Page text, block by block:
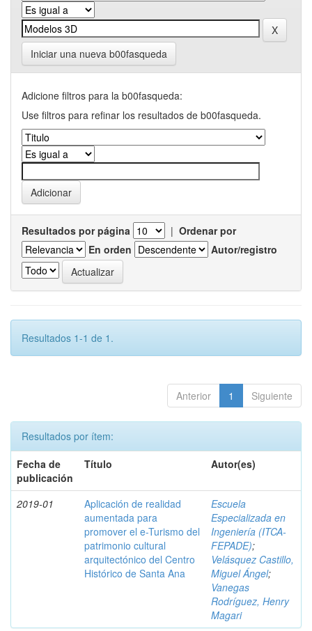
Iniciar una nueva b00fasqueda
Adicione filtros para la b00fasqueda:
Use filtros para refinar los resultados de b00fasqueda.
Resultados por página | Ordenar por
En orden
Autor/registro
Resultados 1-1 de 1.
Anterior 1 Siguiente
Resultados por ítem:
Fecha de
publicación
Título Autor(es)
2019-01
Aplicación de realidad
aumentada para
promover el e-Turismo del
patrimonio cultural
arquitectónico del Centro
Histórico de Santa Ana
Escuela
Especializada en
Ingeniería (ITCA-
FEPADE);
Velásquez Castillo,
Miguel Ángel;
Vanegas
Rodríguez, Henry
Magari